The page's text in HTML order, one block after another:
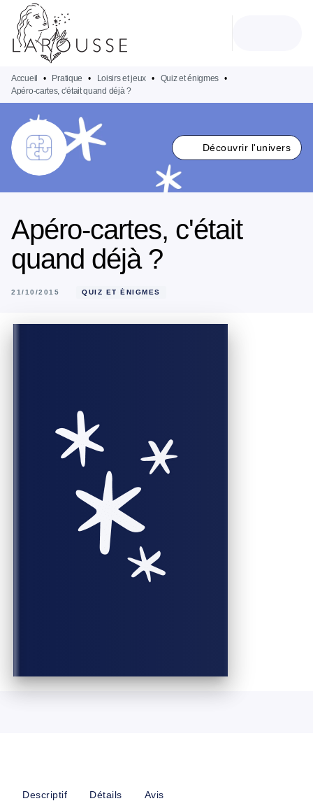
MENU
PIED DE PAGE
Accueil • Pratique • Loisirs et jeux • Quiz et énigmes •
Apéro-cartes, c'était quand déjà ?
Découvrir l'univers
Apéro-cartes, c'était
quand déjà ?
21/10/2015 QUIZ ET ÉNIGMES
Descriptif Détails Avis